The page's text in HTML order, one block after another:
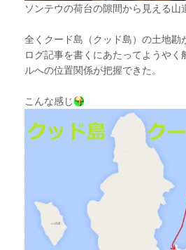
ソンテウの荷台の隙間から見える山
全くクード島（クッド島）の土地勘
ログ記事を書くにあたってようやく
ルへの位置関係が把握できた。
こんな感じ